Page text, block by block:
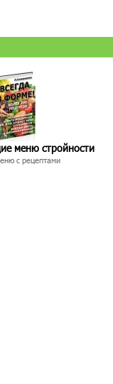
меню стройности
с рецептами